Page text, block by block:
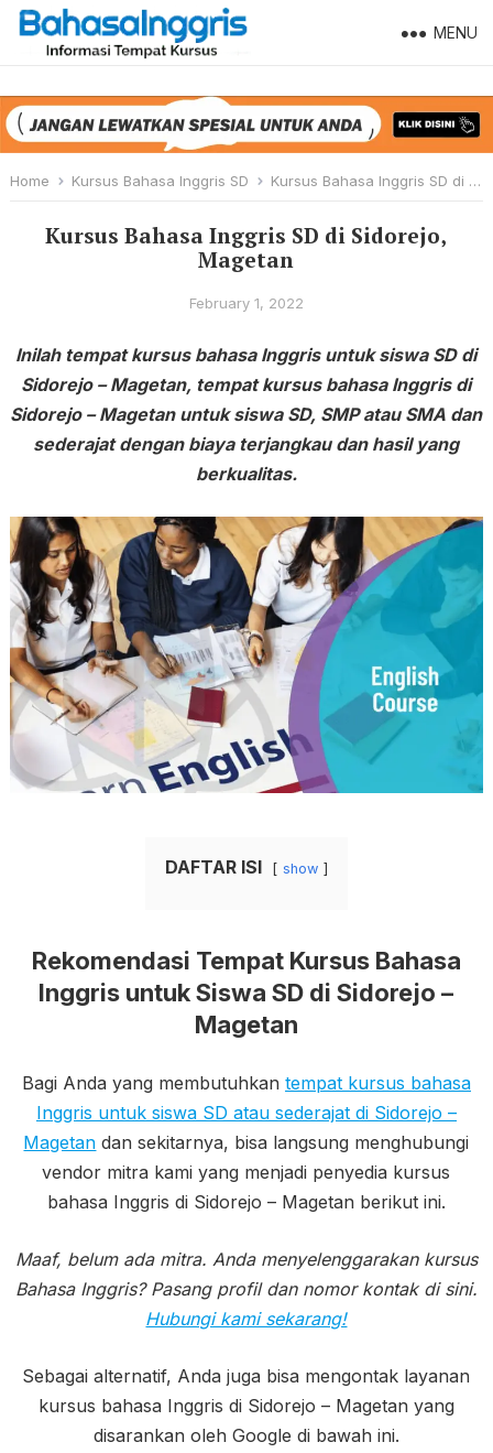
MENU
Home Kursus Bahasa Inggris SD Kursus Bahasa Inggris SD di Sidorejo, Magetan
Kursus Bahasa Inggris SD di Sidorejo,
Magetan
February 1, 2022
Inilah tempat kursus bahasa Inggris untuk siswa SD di
Sidorejo – Magetan, tempat kursus bahasa Inggris di
Sidorejo – Magetan untuk siswa SD, SMP atau SMA dan
sederajat dengan biaya terjangkau dan hasil yang
berkualitas.
DAFTAR ISI show
Rekomendasi Tempat Kursus Bahasa
Inggris untuk Siswa SD di Sidorejo –
Magetan
Bagi Anda yang membutuhkan tempat kursus bahasa
Inggris untuk siswa SD atau sederajat di Sidorejo –
Magetan dan sekitarnya, bisa langsung menghubungi
vendor mitra kami yang menjadi penyedia kursus
bahasa Inggris di Sidorejo – Magetan berikut ini.
Maaf, belum ada mitra. Anda menyelenggarakan kursus
Bahasa Inggris? Pasang profil dan nomor kontak di sini.
Hubungi kami sekarang!
Sebagai alternatif, Anda juga bisa mengontak layanan
kursus bahasa Inggris di Sidorejo – Magetan yang
disarankan oleh Google di bawah ini.